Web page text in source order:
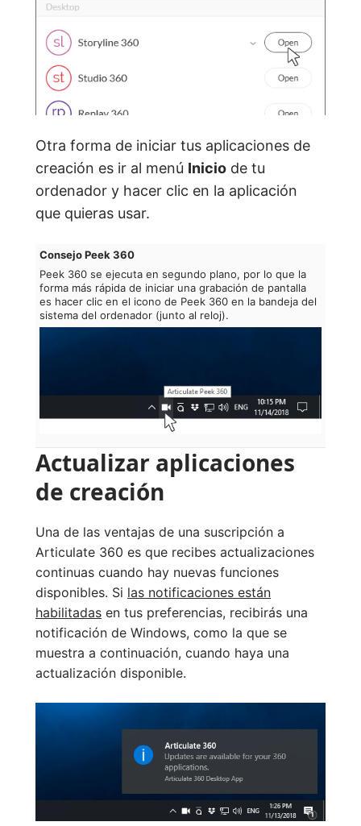
Otra forma de iniciar tus aplicaciones de
creación es ir al menú Inicio de tu
ordenador y hacer clic en la aplicación
que quieras usar.
Consejo Peek 360
Peek 360 se ejecuta en segundo plano, por lo que la
forma más rápida de iniciar una grabación de pantalla
es hacer clic en el icono de Peek 360 en la bandeja del
sistema del ordenador (junto al reloj).
Actualizar aplicaciones
de creación
Una de las ventajas de una suscripción a
Articulate 360 es que recibes actualizaciones
continuas cuando hay nuevas funciones
disponibles. Si las notificaciones están
habilitadas en tus preferencias, recibirás una
notificación de Windows, como la que se
muestra a continuación, cuando haya una
actualización disponible.